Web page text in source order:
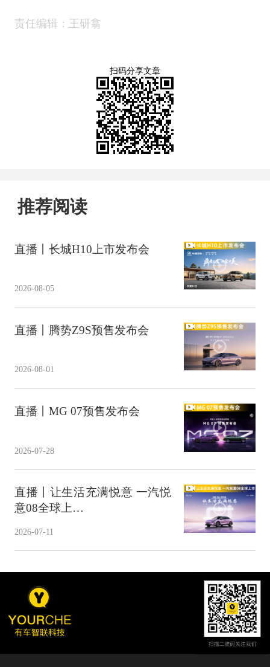
责任编辑：王研翕
扫码分享文章
推荐阅读
直播丨长城H10上市发布会
2026-08-05
直播丨腾势Z9S预售发布会
2026-08-01
直播丨MG 07预售发布会
2026-07-28
直播丨让生活充满悦意 一汽悦
意08全球上…
2026-07-11